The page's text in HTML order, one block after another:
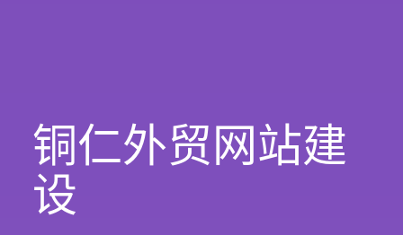
铜仁外贸网站建
设